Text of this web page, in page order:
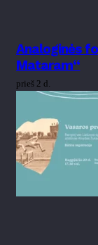
Analoginės
Mataram“
prieš 2 d.